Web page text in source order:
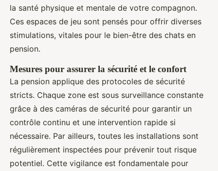
la santé physique et mentale de votre compagnon.
Ces espaces de jeu sont pensés pour offrir diverses
stimulations, vitales pour le bien-être des chats en
pension.
Mesures pour assurer la sécurité et le confort
La pension applique des protocoles de sécurité
stricts. Chaque zone est sous surveillance constante
grâce à des caméras de sécurité pour garantir un
contrôle continu et une intervention rapide si
nécessaire. Par ailleurs, toutes les installations sont
régulièrement inspectées pour prévenir tout risque
potentiel. Cette vigilance est fondamentale pour